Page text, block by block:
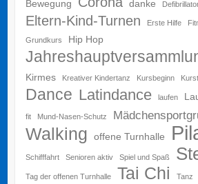
Bewegung danke
Eltern-Kind-Turnen Erste Hilfe
Grundkurs Hip Hop
Kirmes
Kreativer Kindertanz Kursbeginn
Dance Latindance laufen
fit Mund-Nasen-Schutz
Walking
offene Turnhalle
Schifffahrt Senioren aktiv Spiel und Spaß
Tag der offenen Turnhalle Tai Chi Tanz